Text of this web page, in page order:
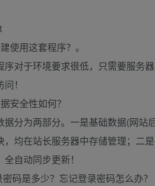
使用这套程序？。
序对于环境要求很低，只需要服
！
安全性如何？
据分为两部分。一是基础数据(网站
，均在站长服务器中存储管理；二
自动同步更新！
码是多少？忘记登录密码怎么办？